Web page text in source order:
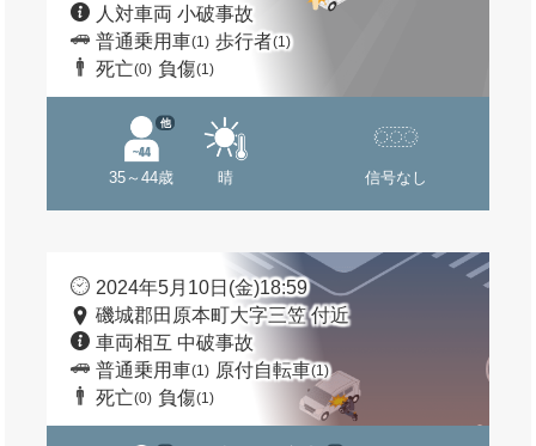
人対車両 小破事故
普通乗用車(1) 歩行者(1)
死亡(0) 負傷(1)
35～44歳
他
晴 信号なし
2024年5月10日(金)18:59
磯城郡田原本町大字三笠 付近
車両相互 中破事故
普通乗用車(1) 原付自転車(1)
死亡(0) 負傷(1)